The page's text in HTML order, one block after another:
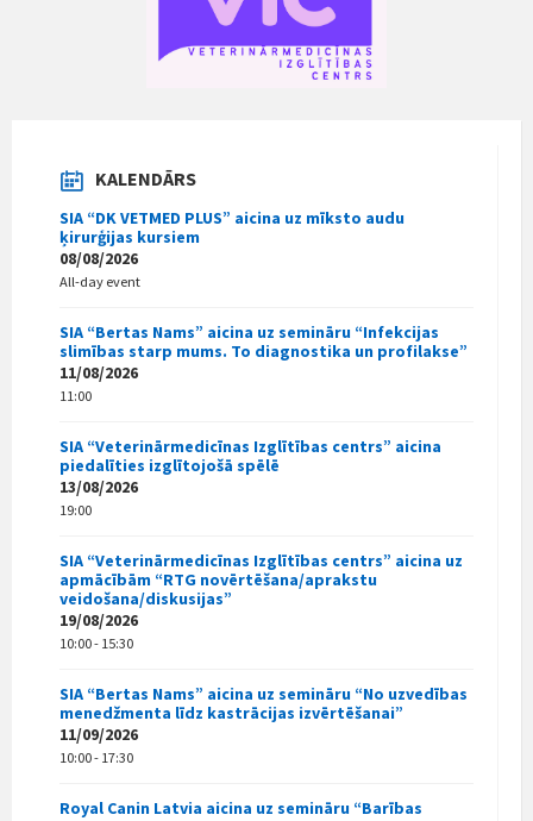
KALENDĀRS
SIA “DK VETMED PLUS” aicina uz mīksto audu
ķirurģijas kursiem
08/08/2026
All-day event
SIA “Bertas Nams” aicina uz semināru “Infekcijas
slimības starp mums. To diagnostika un profilakse”
11/08/2026
11:00
SIA “Veterinārmedicīnas Izglītības centrs” aicina
piedalīties izglītojošā spēlē
13/08/2026
19:00
SIA “Veterinārmedicīnas Izglītības centrs” aicina uz
apmācībām “RTG novērtēšana/aprakstu
veidošana/diskusijas”
19/08/2026
10:00 - 15:30
SIA “Bertas Nams” aicina uz semināru “No uzvedības
menedžmenta līdz kastrācijas izvērtēšanai”
11/09/2026
10:00 - 17:30
Royal Canin Latvia aicina uz semināru “Barības